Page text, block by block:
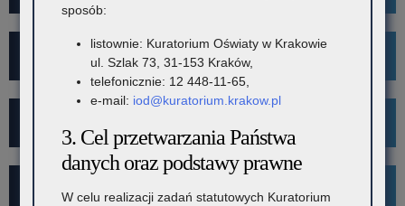
Wykaz szkół i placówek
Mediacje
sposób:
listownie: Kuratorium Oświaty w Krakowie
ul. Szlak 73, 31-153 Kraków,
telefonicznie: 12 448-11-65,
e-mail: iod@kuratorium.krakow.pl
3. Cel przetwarzania Państwa
danych oraz podstawy prawne
W celu realizacji zadań statutowych Kuratorium